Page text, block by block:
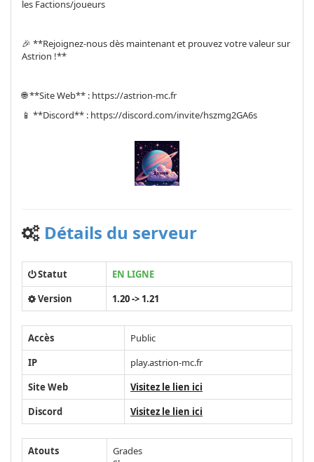
les Factions/joueurs
🎉 **Rejoignez-nous dès maintenant et prouvez votre valeur sur
Astrion !**
🌐 **Site Web** : https://astrion-mc.fr
📱 **Discord** : https://discord.com/invite/hszmg2GA6s
Détails du serveur
Statut
EN LIGNE
Version
1.20 -> 1.21
Accès
Public
IP
play.astrion-mc.fr
Site Web
Visitez le lien ici
Discord
Visitez le lien ici
Atouts
Grades